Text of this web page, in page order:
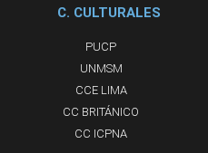
C. CULTURALES
PUCP
UNMSM
CCE LIMA
CC BRITÁNICO
CC ICPNA